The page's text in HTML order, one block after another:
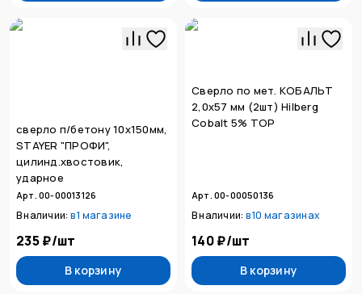
сверло п/бетону 10х150мм,
STAYER "ПРОФИ",
цилинд.хвостовик,
ударное
Арт. 00-00013126
В наличии: в1 магазине
235 ₽/шт
В корзину
Сверло по мет. КОБАЛЬТ
2,0х57 мм (2шт) Hilberg
Cobalt 5% TOP
Арт. 00-00050136
В наличии: в10 магазинах
140 ₽/шт
В корзину